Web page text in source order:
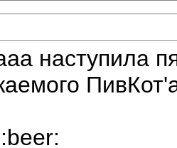
наступила